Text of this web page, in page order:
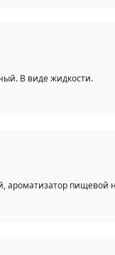
В виде жидкости.
ароматизатор пищевой